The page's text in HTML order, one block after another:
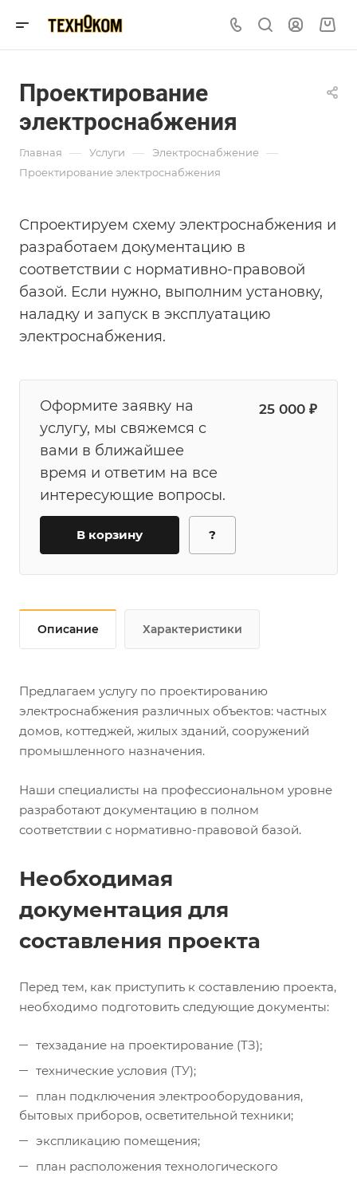
Проектирование
электроснабжения
Главная — Услуги — Электроснабжение —
Проектирование электроснабжения
Спроектируем схему электроснабжения и
разработаем документацию в
соответствии с нормативно-правовой
базой. Если нужно, выполним установку,
наладку и запуск в эксплуатацию
электроснабжения.
Оформите заявку на
услугу, мы свяжемся с
вами в ближайшее
время и ответим на все
интересующие вопросы.
25 000 ₽
В корзину ?
Описание Характеристики
Предлагаем услугу по проектированию
электроснабжения различных объектов: частных
домов, коттеджей, жилых зданий, сооружений
промышленного назначения.
Наши специалисты на профессиональном уровне
разработают документацию в полном
соответствии с нормативно-правовой базой.
Необходимая
документация для
составления проекта
Перед тем, как приступить к составлению проекта,
необходимо подготовить следующие документы:
техзадание на проектирование (ТЗ);
технические условия (ТУ);
план подключения электрооборудования,
бытовых приборов, осветительной техники;
экспликацию помещения;
план расположения технологического